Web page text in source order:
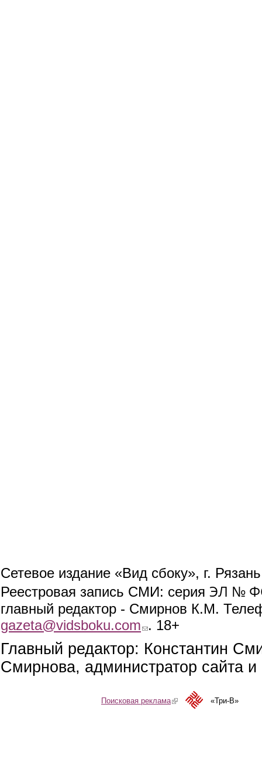
Сетевое издание «Вид сбоку», г.
Реестровая запись СМИ: серия ЭЛ №
главный редактор - Смирнов К.М.
gazeta@vidsboku.com (link sends e-mail)
. 18+
Главный редактор: Константин
Смирнова, администратор сайта
Поисковая реклама(link is external)«Три-В»